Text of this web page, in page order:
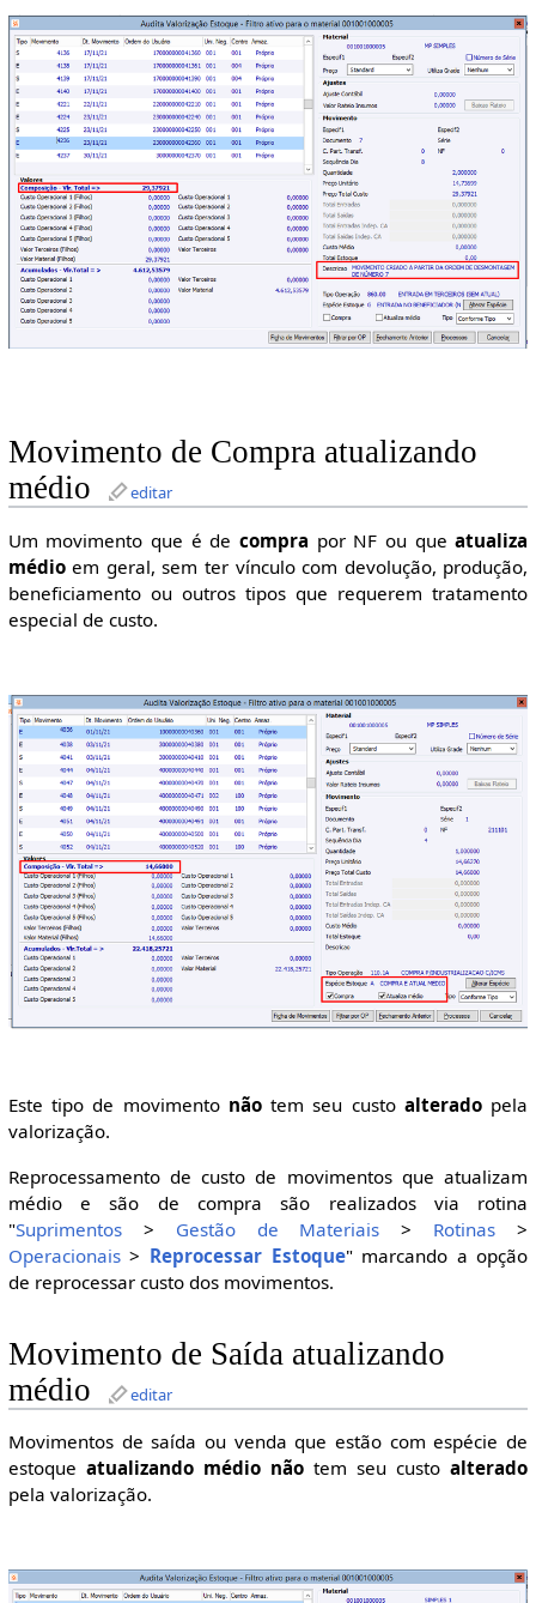
Movimento de Compra atualizando
médio
editar
Um movimento que é de compra por NF ou queatualiza
médioem geral, sem ter vínculo com devolução, produção,
beneficiamento ou outros tipos que requerem tratamento
especial de custo.
Este tipo de movimento nãotem seu custo alteradopela
valorização.
Reprocessamento de custo de movimentos que atualizam
médio e são de compra são realizados via rotina
"Suprimentos> Gestão de Materiais > Rotinas >
Operacionais> Reprocessar Estoque" marcando a opção
de reprocessar custo dos movimentos.
Movimento de Saída atualizando
médio
editar
Movimentos de saída ou venda que estão com espécie de
estoque atualizando médio não tem seu custoalterado
pela valorização.